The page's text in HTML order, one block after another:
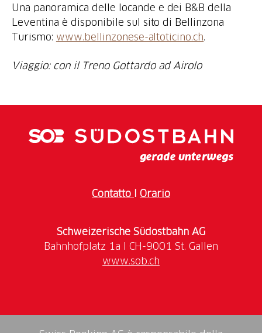
Una panoramica delle locande e dei B&B della
Leventina è disponibile sul sito di Bellinzona
Turismo: www.bellinzonese-altoticino.ch.
Viaggio: con il Treno Gottardo ad Airolo
Contatto Orario
Schweizerische Südostbahn AG
www.sob.ch